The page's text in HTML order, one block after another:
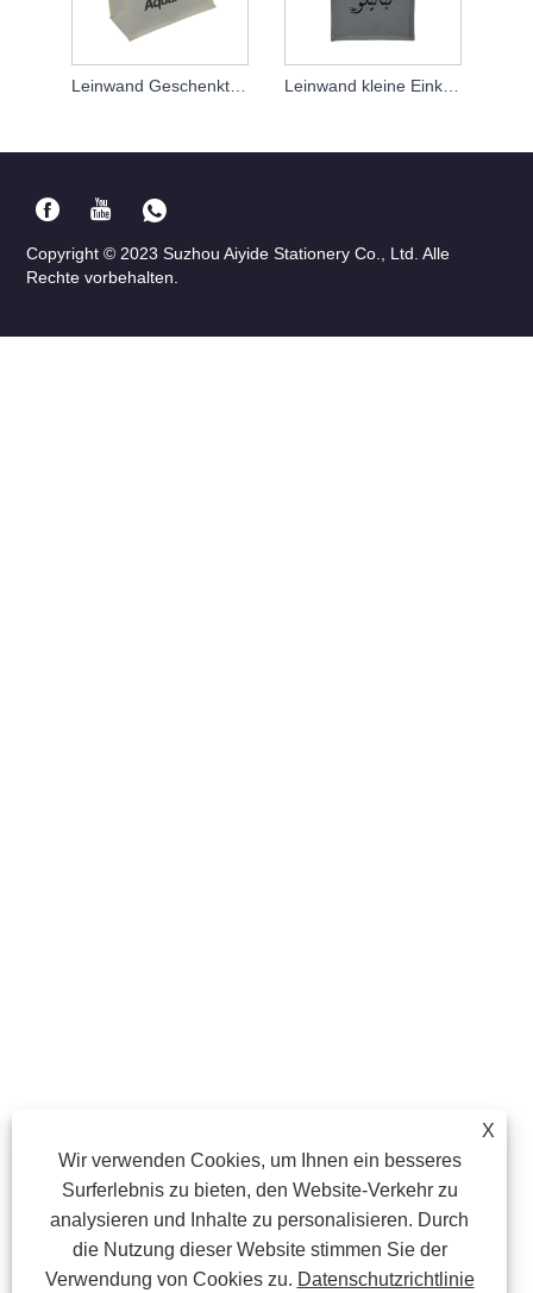
X
Wir verwenden Cookies, um Ihnen ein besseres
Surferlebnis zu bieten, den Website-Verkehr zu
analysieren und Inhalte zu personalisieren. Durch
die Nutzung dieser Website stimmen Sie der
Verwendung von Cookies zu. Datenschutzrichtlinie
Copyright © 2023 Suzhou Aiyide Stationery Co., Ltd. Alle
Rechte vorbehalten.